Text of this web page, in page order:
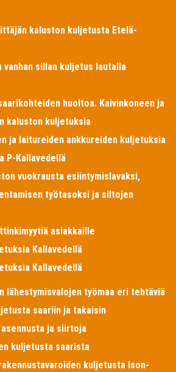
kaluston kuljetusta Etelä-
vanhan sillan kuljetus lautalla
huoltoa. Kaivinkoneen ja
kaluston kuljetuksia
ja laitureiden ankkureiden kuljetuksia
P-Kallavedellä
vuokrausta esiintymislavaksi,
työtasoksi ja siltojen
asiakkaille
Kallavedellä
Kallavedellä
lähestymisvalojen työmaa eri tehtäviä
saariin ja takaisin
ja siirtoja
kuljetusta saarista
kuljetusta Ison-